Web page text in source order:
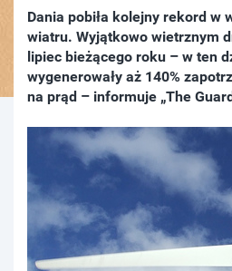
Dania pobiła kolejny rekord w
wiatru. Wyjątkowo wietrznym
lipiec bieżącego roku – w ten
wygenerowały aż 140%
na prąd – informuje „The